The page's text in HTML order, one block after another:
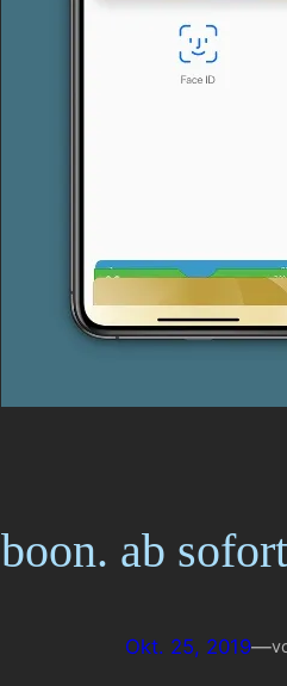
boon. ab
Okt. 25, 2019—